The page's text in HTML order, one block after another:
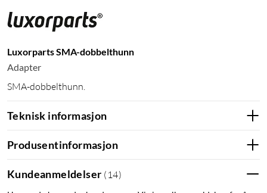
Luxorparts SMA-dobbelthunn
Adapter
SMA-dobbelthunn.
Teknisk informasjon
Produsentinformasjon
Kundeanmeldelser ( 14)